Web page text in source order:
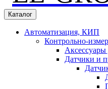
Каталог
Автоматизация, КИП
Контрольно-
Аксессуары
Датчики и